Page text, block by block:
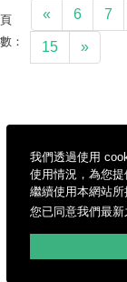
我們透過使用
使用情況，為您
繼續使用本網站
您已同意我們最新
頁
數：
« 6 7
15 »
信報財
Copyright ©